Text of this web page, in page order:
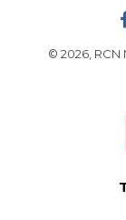
© 2026,